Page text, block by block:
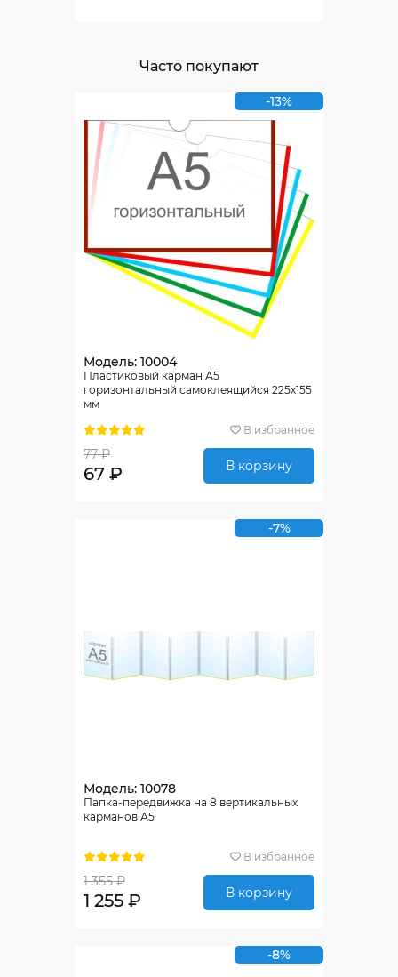
Часто покупают
-13%
Модель: 10004
Пластиковый карман А5
горизонтальный самоклеящийся 225х155
мм
В избранное
77 ₽
67 ₽ В корзину
-7%
Модель: 10078
Папка-передвижка на 8 вертикальных
карманов А5
В избранное
1 355 ₽
1 255 ₽ В корзину
-8%